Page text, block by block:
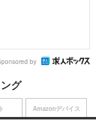
by
グ
Amazonデバイス